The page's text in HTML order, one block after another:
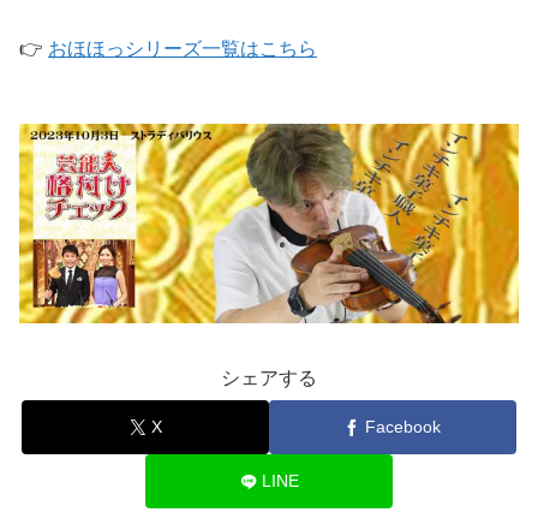
👉 おほほっシリーズ一覧はこちら
シェアする
X Facebook
LINE